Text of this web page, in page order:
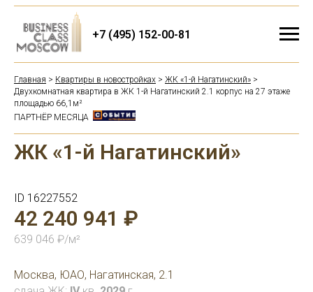
+7 (495) 152-00-81
Главная > Квартиры в новостройках > ЖК «1-й Нагатинский» >
Двухкомнатная квартира в ЖК 1-й Нагатинский 2.1 корпус на 27 этаже
площадью 66,1м²
ПАРТНЁР МЕСЯЦА
ЖК «1-й Нагатинский»
ID 16227552
42 240 941 ₽
639 046 ₽/м²
Москва, ЮАО, Нагатинская, 2.1